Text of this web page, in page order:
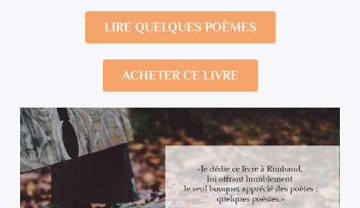
LIRE QUELQUES POÈMES
ACHETER CE LIVRE